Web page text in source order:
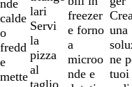
nde
calde
o
fredd
e
mette
lari
Servi
la
pizza
al
freezer
e forno
a
microo
nde e
una
ne
tuoi